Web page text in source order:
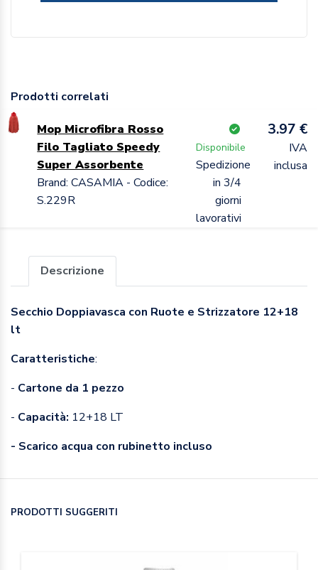
Prodotti correlati
Mop Microfibra Rosso
Filo Tagliato Speedy
Super Assorbente
Brand: CASAMIA - Codice:
S.229R
Disponibile
Spedizione
in 3/4
giorni
lavorativi
3.97 €
IVA
inclusa
Descrizione
Secchio Doppiavasca con Ruote e Strizzatore 12+18
lt
Caratteristiche:
- Cartone da 1 pezzo
- Capacità: 12+18 LT
- Scarico acqua con rubinetto incluso
PRODOTTI SUGGERITI